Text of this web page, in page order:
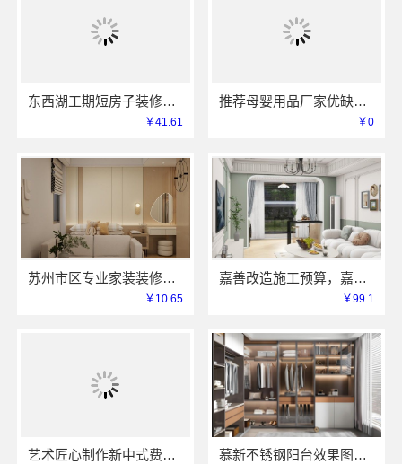
东西湖工期短房子装修透明报价，本地快装（湖北）科技有限公司闪电交付
￥41.61
推荐母婴用品厂家优缺点湖北省惠物电子商务有限公司
￥0
苏州市区专业家装装修多少钱百年豪庭
￥10.65
嘉善改造施工预算，嘉兴家美建材科技透明报价
￥99.1
艺术匠心制作新中式费用_江苏东钢金属家居有限公司 慕新不锈钢阳台效果图，江苏全案装修服务